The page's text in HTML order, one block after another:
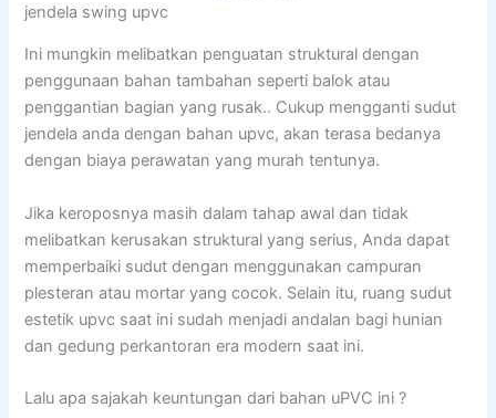
jendela swing upvc
Ini mungkin melibatkan penguatan struktural dengan
penggunaan bahan tambahan seperti balok atau
penggantian bagian yang rusak.. Cukup mengganti sudut
jendela anda dengan bahan upvc, akan terasa bedanya
dengan biaya perawatan yang murah tentunya.
Jika keroposnya masih dalam tahap awal dan tidak
melibatkan kerusakan struktural yang serius, Anda dapat
memperbaiki sudut dengan menggunakan campuran
plesteran atau mortar yang cocok. Selain itu, ruang sudut
estetik upvc saat ini sudah menjadi andalan bagi hunian
dan gedung perkantoran era modern saat ini.
Lalu apa sajakah keuntungan dari bahan uPVC ini ?